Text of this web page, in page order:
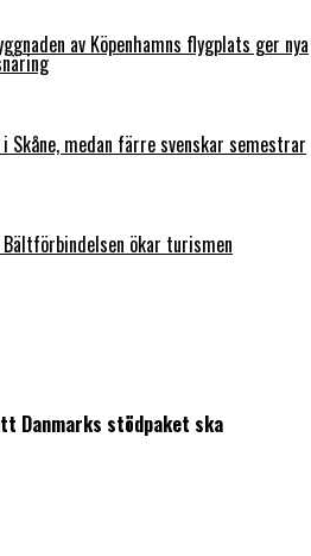
av Köpenhamns flygplats ger nya
Skåne, medan färre svenskar semestrar
ökar turismen
Danmarks stödpaket ska